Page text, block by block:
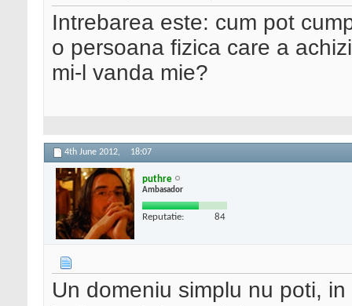
Intrebarea este: cum pot
o persoana fizica care a
mi-l vanda mie?
4th June 2012, 18:07
puthre
Ambasador
Reputatie: 84
Un domeniu simplu nu poti,